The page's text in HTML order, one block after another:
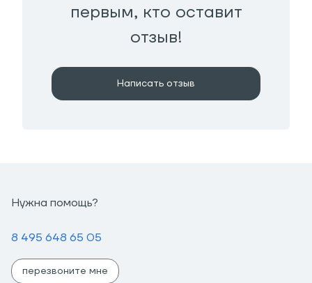
первым, кто оставит
отзыв!
Написать отзыв
Нужна помощь?
8 495 648 65 05
перезвоните мне